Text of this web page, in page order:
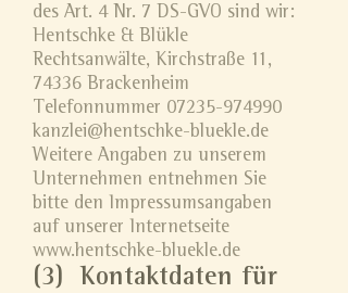
des Art. 4 Nr. 7 DS-GVO sind wir:
Hentschke & Blükle
Rechtsanwälte, Kirchstraße 11,
74336 Brackenheim
Telefonnummer 07235-974990
kanzlei@hentschke-bluekle.de
Weitere Angaben zu unserem
Unternehmen entnehmen Sie
bitte den Impressumsangaben
auf unserer Internetseite
www.hentschke-bluekle.de
(3) Kontaktdaten für